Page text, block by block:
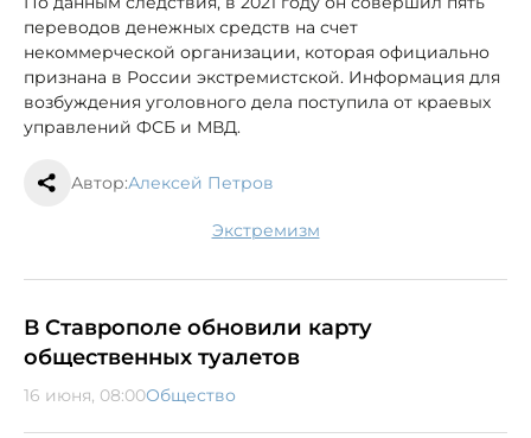
переводов денежных средств на счет
некоммерческой организации, которая официально
признана в России экстремистской. Информация для
возбуждения уголовного дела поступила от краевых
управлений ФСБ и МВД.
Автор:Алексей Петров
экстремизм
В Ставрополе обновили карту
общественных туалетов
16 июня, 08:00Общество